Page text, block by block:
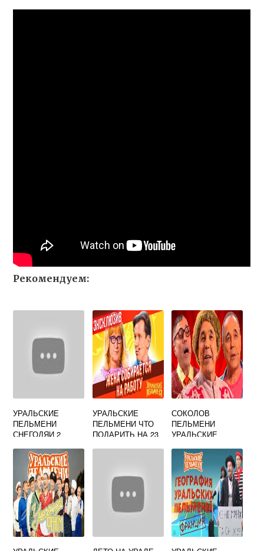
Рекомендуем:
УРАЛЬСКИЕ
ПЕЛЬМЕНИ
СНЕГОДЯИ 2
УРАЛЬСКИЕ
ПЕЛЬМЕНИ ЧТО
ПОДАРИТЬ НА 23
СОКОЛОВ
ПЕЛЬМЕНИ
УРАЛЬСКИЕ